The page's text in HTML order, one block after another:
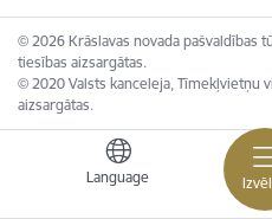
Language
© 2026 Krāslavas novada pašvaldības
tiesības aizsargātas.
© 2020 Valsts kanceleja, Tīmekļvietņu
aizsargātas.